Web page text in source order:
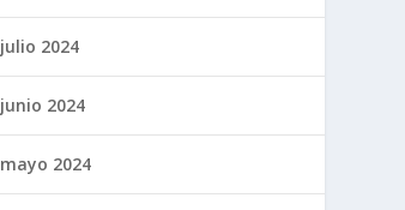
julio 2024
junio 2024
mayo 2024